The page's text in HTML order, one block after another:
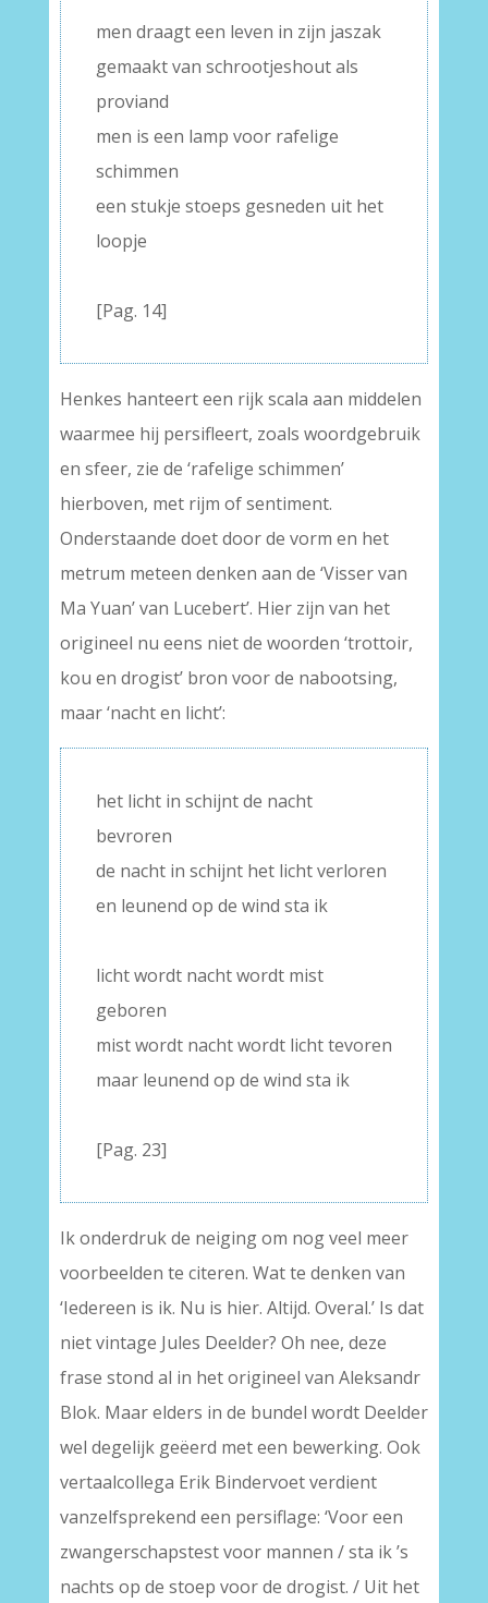
men draagt een leven in zijn jaszak
gemaakt van schrootjeshout als
proviand
men is een lamp voor rafelige
schimmen
een stukje stoeps gesneden uit het
loopje
[Pag. 14]
Henkes hanteert een rijk scala aan middelen
waarmee hij persifleert, zoals woordgebruik
en sfeer, zie de ‘rafelige schimmen’
hierboven, met rijm of sentiment.
Onderstaande doet door de vorm en het
metrum meteen denken aan de ‘Visser van
Ma Yuan’ van Lucebert’. Hier zijn van het
origineel nu eens niet de woorden ‘trottoir,
kou en drogist’ bron voor de nabootsing,
maar ‘nacht en licht’:
het licht in schijnt de nacht
bevroren
de nacht in schijnt het licht verloren
en leunend op de wind sta ik
licht wordt nacht wordt mist
geboren
mist wordt nacht wordt licht tevoren
maar leunend op de wind sta ik
[Pag. 23]
Ik onderdruk de neiging om nog veel meer
voorbeelden te citeren. Wat te denken van
‘Iedereen is ik. Nu is hier. Altijd. Overal.’ Is dat
niet vintage Jules Deelder? Oh nee, deze
frase stond al in het origineel van Aleksandr
Blok. Maar elders in de bundel wordt Deelder
wel degelijk geëerd met een bewerking. Ook
vertaalcollega Erik Bindervoet verdient
vanzelfsprekend een persiflage: ‘Voor een
zwangerschapstest voor mannen / sta ik ’s
nachts op de stoep voor de drogist. / Uit het